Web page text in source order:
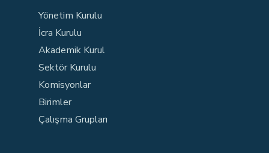
Yönetim Kurulu
İcra Kurulu
Akademik Kurul
Sektör Kurulu
Komisyonlar
Birimler
Çalışma Grupları